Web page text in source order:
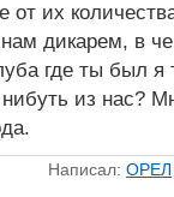
от их
нам дикарем, в
где ты был я
из нас?
Написал: ОРЕЛ